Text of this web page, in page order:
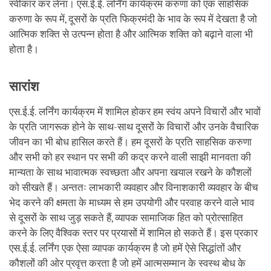
स्वीकार कर लेना। एस.ई.ई. लर्निंग कार्यक्रम करुणा को एक साहसिक
करुणा के रूप में, दूसरों के प्रति फिक्रमंदी के भाव के रूप में देखता है जो
आत्मिक शक्ति से उत्पन्न होता है और आत्मिक शक्ति को बढ़ाने वाला भी
होता है।
सारांश
एस.ई.ई. लर्निंग कार्यक्रम में शामिल होकर हम स्वंय अपने विचारों और भावों
के प्रति जागरूक होने के साथ-साथ दूसरों के विचारों और उनके वैचारिक
जीवन का भी बोध हासिल करते हैं। हम दूसरों के प्रति साहसिक करुणा
और सभी को हर स्थान पर सभी की कद्र करने वाली साझी मानवता की
मान्यता के साथ भावात्मक स्वच्छता और अपना खयाल रखने के कौशलों
को सीखते हैं। अन्ततः लाभकारी व्यवहार और विनाशकारी व्यवहार के बीच
भेद करने की क्षमता के माध्यम से हम उपयोगी और परवाह करने वाले भाव
से दूसरों के साथ जुड़ सकते हैं, व्यापक सामाजिक हित को प्रोत्साहित
करने के लिए वैश्विक स्तर पर प्रयासों में शामिल हो सकते हैं। इस प्रकार
एस.ई.ई. लर्निंग एक ऐसा व्यापक कार्यक्रम है जो हमें ऐसे सिद्धांतों और
कौशलों की ओर प्रवृत्त करता है जो हमें आत्मसम्मान के स्वस्थ बोध के